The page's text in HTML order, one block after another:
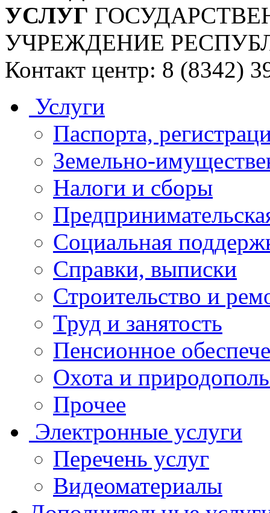
УСЛУГ
УЧРЕЖДЕНИЕ
Контакт центр: 8 (8342)
Услуги
Паспорта,
Земельно-
Налоги и сборы
Социальная
Справки, выписки
Строительство и
Труд и занятость
Пенсионное
Охота и
Прочее
Электронные услуги
Перечень услуг
Видеоматериалы